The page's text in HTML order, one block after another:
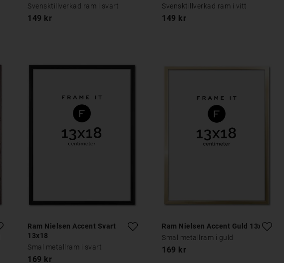
Svensktillverkad ram i svart
149 kr
Svensktillverkad ram i vitt
149 kr
Ram Nielsen Accent Svart
13x18
Smal metallram i svart
169 kr
Ram Nielsen Accent Guld 13x18
Smal metallram i guld
169 kr